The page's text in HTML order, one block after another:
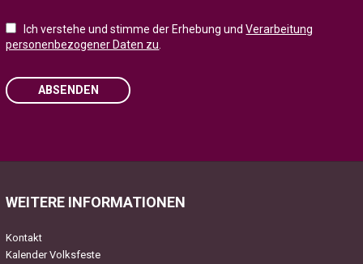
Ich verstehe und stimme der Erhebung undVerarbeitung
personenbezogener Daten zu.
ABSENDEN
empty.
WEITERE INFORMATIONEN
Kontakt
Kalender Volksfeste